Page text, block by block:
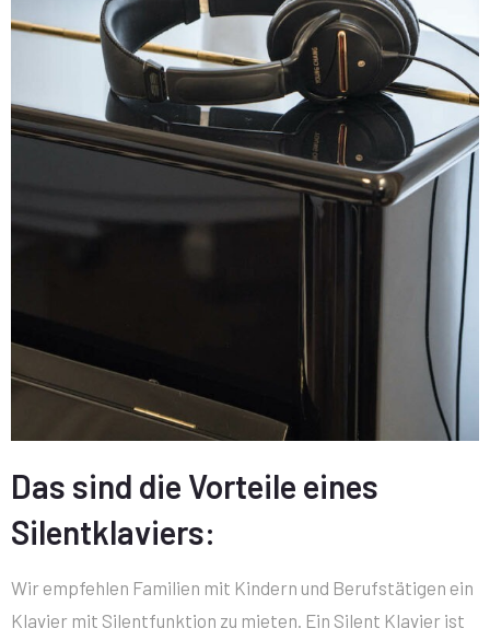
Das sind die Vorteile eines
Silentklaviers:
Wir empfehlen Familien mit Kindern und Berufstätigen ein
Klavier mit Silentfunktion zu mieten. Ein Silent Klavier ist